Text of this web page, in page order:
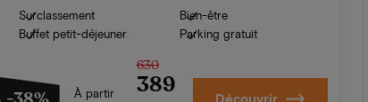
Surclassement
Buffet petit-déjeuner
Bien-être
Parking gratuit
À partir
630
389 Découvrir